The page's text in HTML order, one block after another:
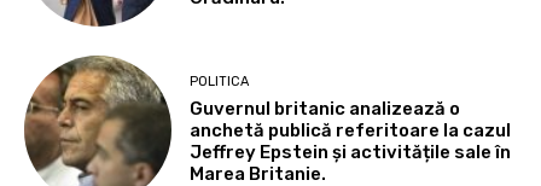
POLITICA
Guvernul britanic analizează o
anchetă publică referitoare la cazul
Jeffrey Epstein și activitățile sale în
Marea Britanie.